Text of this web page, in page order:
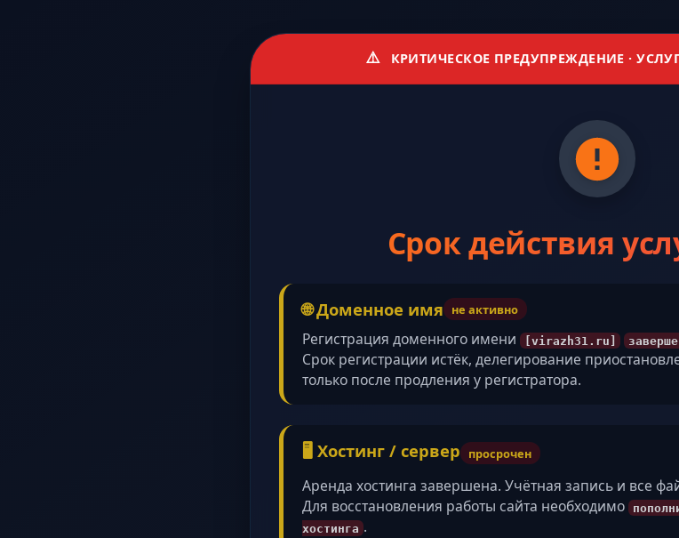
⚠️ КРИТИЧЕСКОЕ ПРЕДУПРЕЖДЕНИЕ ·
Срок действия
🌐 Доменное имя не активно
Регистрация доменного имени [virazh31.ru]
Срок регистрации истёк, делегирование
только после продления у регистратора.
🖥️ Хостинг / сервер просрочен
Аренда хостинга завершена. Учётная запись и все
Для восстановления работы сайта необходимо
хостинга .